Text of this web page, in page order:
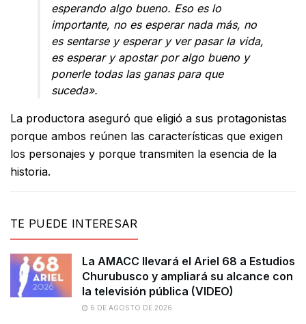
esperando algo bueno. Eso es lo
importante, no es esperar nada más, no
es sentarse y esperar y ver pasar la vida,
es esperar y apostar por algo bueno y
ponerle todas las ganas para que
suceda».
La productora aseguró que eligió a sus protagonistas
porque ambos reúnen las características que exigen
los personajes y porque transmiten la esencia de la
historia.
TE PUEDE INTERESAR
La AMACC llevará el Ariel 68 a Estudios
Churubusco y ampliará su alcance con
la televisión pública (VIDEO)
6 DE AGOSTO DE 2026